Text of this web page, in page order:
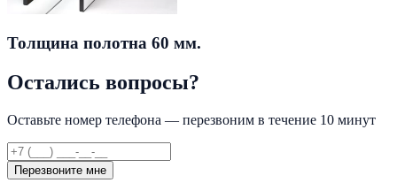
Толщина полотна 60 мм.
Остались вопросы?
Оставьте номер телефона — перезвоним в течение 10 минут
Перезвоните мне